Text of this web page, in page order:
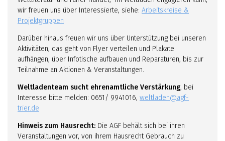
wir freuen uns über Interessierte, siehe: Arbeitskreise &
Projektgruppen
Darüber hinaus freuen wir uns über Unterstützung bei unseren
Aktivitäten, das geht von Flyer verteilen und Plakate
aufhängen, über Infotische aufbauen und Reparaturen, bis zur
Teilnahme an Aktionen & Veranstaltungen.
Weltladenteam sucht ehrenamtliche Verstärkung, bei
Interesse bitte melden: 0651/ 9941016, weltladen@agf-
trier.de
Hinweis zum Hausrecht: Die AGF behält sich bei ihren
Veranstaltungen vor, von ihrem Hausrecht Gebrauch zu